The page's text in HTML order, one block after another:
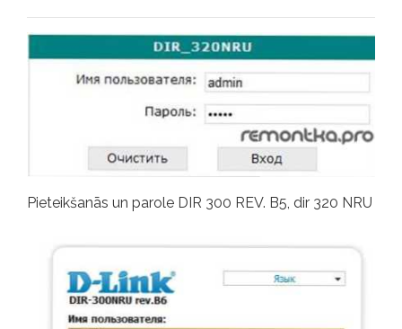
Pieteikšanās un parole DIR 300 REV. B5, dir 320 NRU